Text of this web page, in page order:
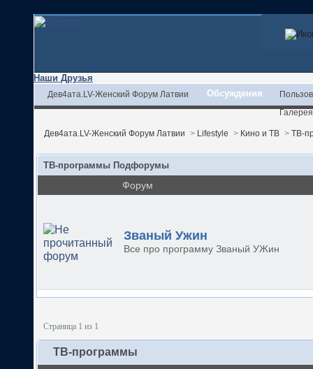
Наши Друзья
Дев4ата.LV-Женский Форум Латвии Обсуждения
Галерея
Дев4ата.LV-Женский Форум Латвии > Lifestyle > Кино и ТВ > ТВ-
ТВ-программы Подфорумы
Форум
Званый Ужин
Все про программу Званый УЖин
Страница 1 из 1
ТВ-программы